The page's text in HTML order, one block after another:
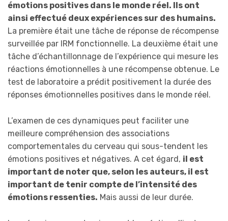
émotions positives dans le monde réel. Ils ont
ainsi effectué deux expériences sur des humains.
La première était une tâche de réponse de récompense
surveillée par IRM fonctionnelle. La deuxième était une
tâche d’échantillonnage de l’expérience qui mesure les
réactions émotionnelles à une récompense obtenue. Le
test de laboratoire a prédit positivement la durée des
réponses émotionnelles positives dans le monde réel.
L’examen de ces dynamiques peut faciliter une
meilleure compréhension des associations
comportementales du cerveau qui sous-tendent les
émotions positives et négatives. A cet égard, il est
important de noter que, selon les auteurs, il est
important de tenir compte de l’intensité des
émotions ressenties. Mais aussi de leur durée.